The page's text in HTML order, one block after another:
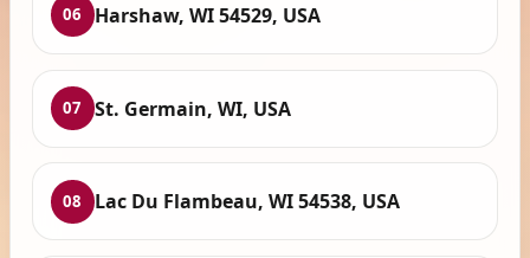
06 Harshaw, WI 54529, USA
07 St. Germain, WI, USA
08 Lac Du Flambeau, WI 54538, USA